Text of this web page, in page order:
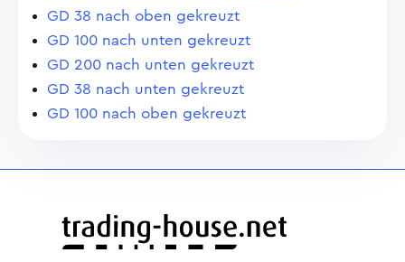
GD 38 nach oben gekreuzt
GD 100 nach unten gekreuzt
GD 200 nach unten gekreuzt
GD 38 nach unten gekreuzt
GD 100 nach oben gekreuzt